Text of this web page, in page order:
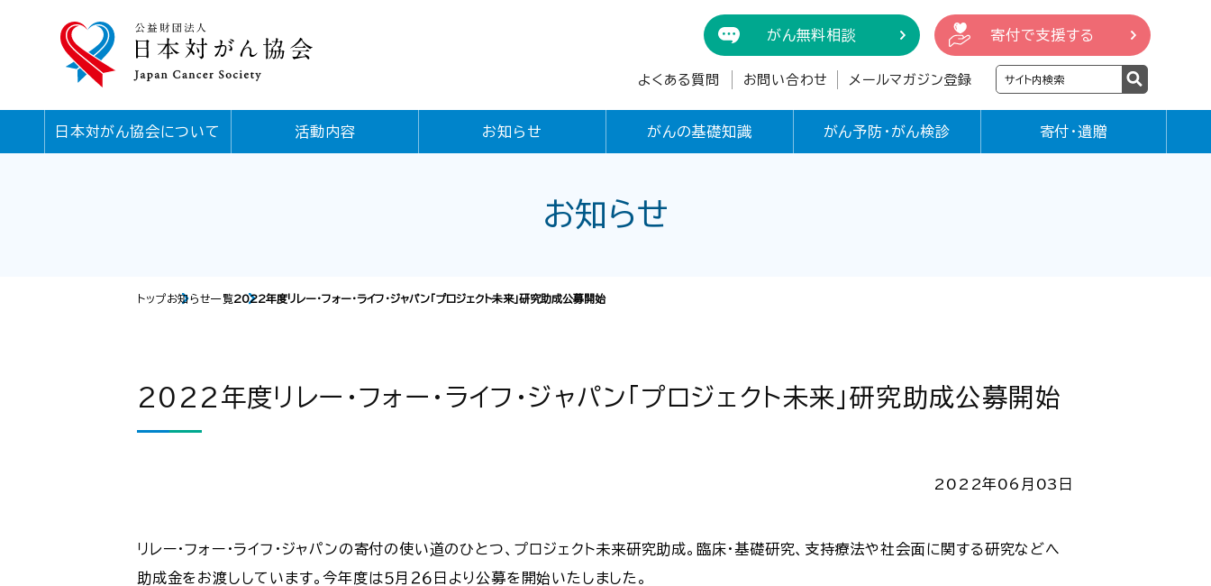
がん無料相談 寄付で支援する
よくある質問 お問い合わせ メールマガジン登録
日本対がん協会について 活動内容 お知らせ がんの基礎知識 がん予防・がん検診 寄付・遺贈
お知らせ
トップお知らせ一覧2022年度リレー・フォー・ライフ・ジャパン「プロジェクト未来」研究助成公募開始
2022年度リレー・フォー・ライフ・ジャパン「プロジェクト未来」研究助成公募開始
2022年06月03日
リレー・フォー・ライフ・ジャパンの寄付の使い道のひとつ、プロジェクト未来研究助成。臨床・基礎研究、支持療法や社会面に関する研究などへ
助成金をお渡ししています。今年度は５月２６日より公募を開始いたしました。